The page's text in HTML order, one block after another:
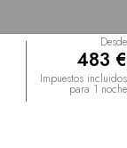
Desde
483 €
Impuestos incluidos
para 1 noche